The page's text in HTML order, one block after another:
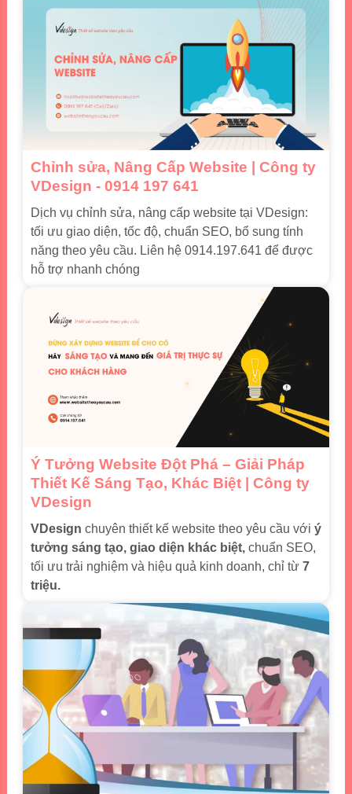
Chỉnh sửa, Nâng Cấp Website | Công ty
VDesign - 0914 197 641
Dịch vụ chỉnh sửa, nâng cấp website tại VDesign:
tối ưu giao diện, tốc độ, chuẩn SEO, bổ sung tính
năng theo yêu cầu. Liên hệ 0914.197.641 để được
hỗ trợ nhanh chóng
Ý Tưởng Website Đột Phá – Giải Pháp
Thiết Kế Sáng Tạo, Khác Biệt | Công ty
VDesign
VDesign chuyên thiết kế website theo yêu cầu với ý
tưởng sáng tạo, giao diện khác biệt,chuẩn SEO,
tối ưu trải nghiệm và hiệu quả kinh doanh, chỉ từ 7
triệu.